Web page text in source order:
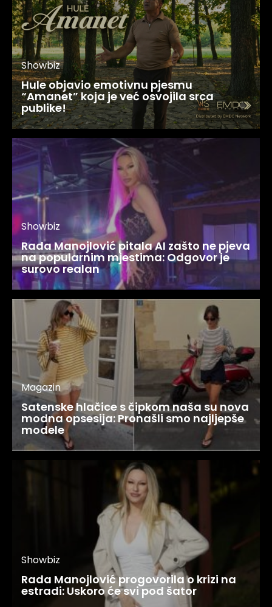
Showbiz
Hule objavio emotivnu pjesmu
“Amanet” koja je već osvojila srca
publike!
Showbiz
Rada Manojlović pitala AI zašto ne pjeva
na popularnim mjestima: Odgovor je
surovo realan
Magazin
Satenske hlačice s čipkom naša su nova
modna opsesija: Pronašli smo najljepše
modele
Showbiz
Rada Manojlović progovorila o krizi na
estradi: Uskoro će svi pod šator